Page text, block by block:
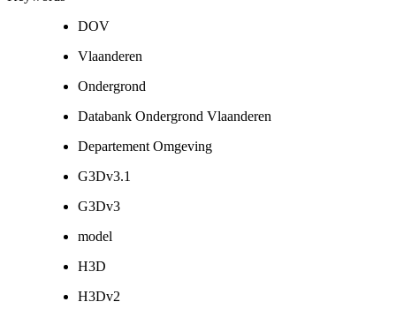
DOV
Vlaanderen
Ondergrond
Databank Ondergrond Vlaanderen
Departement Omgeving
G3Dv3.1
G3Dv3
model
H3D
H3Dv2